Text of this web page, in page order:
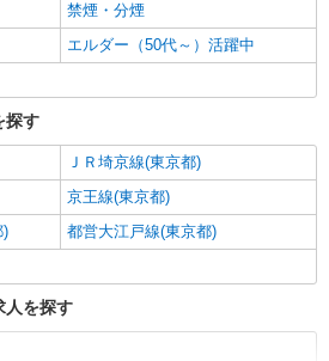
禁煙・分煙
エルダー（50代～）活躍中
探す
ＪＲ埼京線(東京都)
京王線(東京都)
)
都営大江戸線(東京都)
人を探す